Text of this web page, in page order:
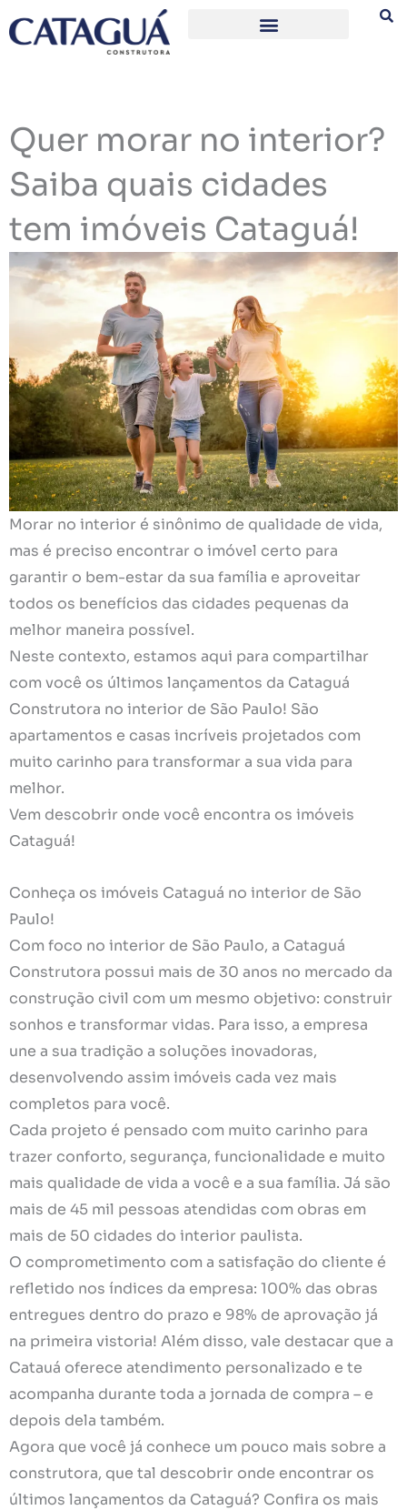
para
Quer morar no interior?
Saiba quais cidades
tem imóveis Cataguá!
Morar no interior é sinônimo de qualidade de vida,
mas é preciso encontrar o imóvel certo para
garantir o bem-estar da sua família e aproveitar
todos os benefícios das cidades pequenas da
melhor maneira possível.
Neste contexto, estamos aqui para compartilhar
com você os últimos lançamentos da Cataguá
Construtora no interior de São Paulo! São
apartamentos e casas incríveis projetados com
muito carinho para transformar a sua vida para
melhor.
Vem descobrir onde você encontra os imóveis
Cataguá!
Conheça os imóveis Cataguá no interior de São
Paulo!
Com foco no interior de São Paulo, a Cataguá
Construtora possui mais de 30 anos no mercado da
construção civil com um mesmo objetivo: construir
sonhos e transformar vidas. Para isso, a empresa
une a sua tradição a soluções inovadoras,
desenvolvendo assim imóveis cada vez mais
completos para você.
Cada projeto é pensado com muito carinho para
trazer conforto, segurança, funcionalidade e muito
mais qualidade de vida a você e a sua família. Já são
mais de 45 mil pessoas atendidas com obras em
mais de 50 cidades do interior paulista.
O comprometimento com a satisfação do cliente é
refletido nos índices da empresa: 100% das obras
entregues dentro do prazo e 98% de aprovação já
na primeira vistoria! Além disso, vale destacar que a
Catauá oferece atendimento personalizado e te
acompanha durante toda a jornada de compra – e
depois dela também.
Agora que você já conhece um pouco mais sobre a
construtora, que tal descobrir onde encontrar os
últimos lançamentos da Cataguá? Confira os mais